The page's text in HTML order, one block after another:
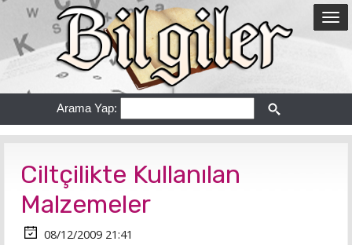
Arama Yap:
Ciltçilikte Kullanılan
Malzemeler
08/12/2009 21:41